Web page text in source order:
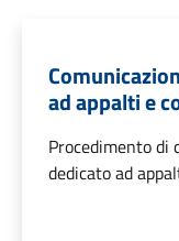
ad appalti e
Procedimento di
dedicato ad